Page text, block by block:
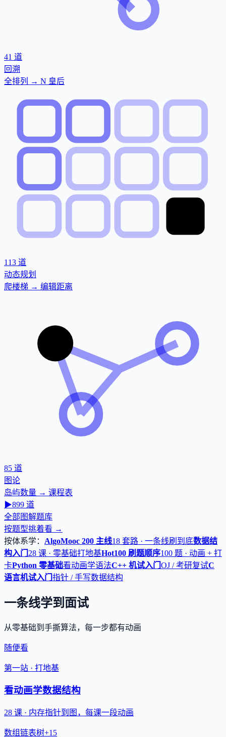
41 道
回溯
全排列 → N 皇后
113 道
动态规划
爬楼梯 → 编辑距离
85 道
图论
岛屿数量 → 课程表
▶899 道
全部图解题库
按题型挑着看 →
按体系学： AlgoMooc 200 主线18 套路 · 一条线刷到底数据结
构入门 28 课 · 零基础打地基Hot100 刷题顺序100 题 · 动画 + 打
卡Python 零基础看动画学语法C++ 机试入门 OJ / 考研复试C
语言机试入门 指针 / 手写数据结构
一条线学到面试
从零基础到手撕算法，每一步都有动画
随便看
第一站 · 打地基
看动画学数据结构
28 课 · 内存指针到图，每课一段动画
数组链表树+15